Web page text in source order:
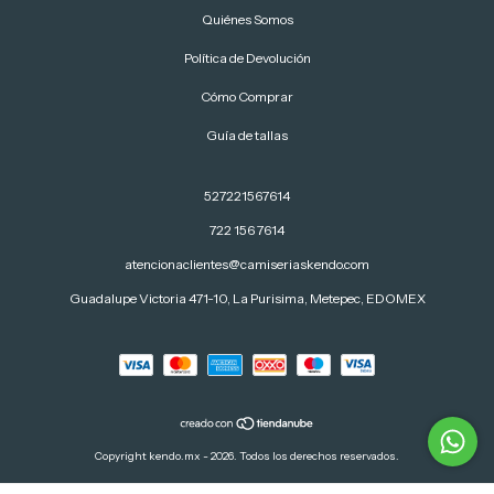
Quiénes Somos
Política de Devolución
Cómo Comprar
Guía de tallas
527221567614
722 156 7614
atencionaclientes@camiseriaskendo.com
Guadalupe Victoria 471-10, La Purisima, Metepec, EDOMEX
Copyright kendo.mx - 2026. Todos los derechos reservados.